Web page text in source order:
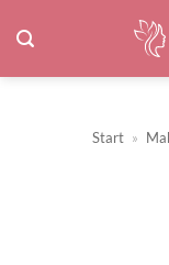
Inhalt
springen
Start »